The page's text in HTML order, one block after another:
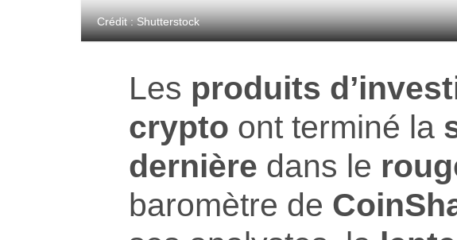
Crédit : Shutterstock
Les produits
crypto ont terminé la
dernière dans le
baromètre de